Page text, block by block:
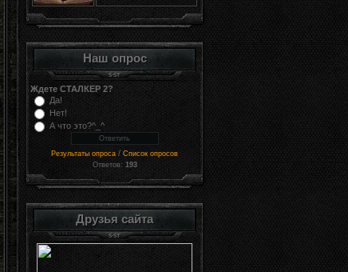
Наш опрос
Ждете СТАЛКЕР 2?
Да!
Нет!
А что это?^_^
Результаты опроса / Список опросов
Ответов: 193
Друзья сайта